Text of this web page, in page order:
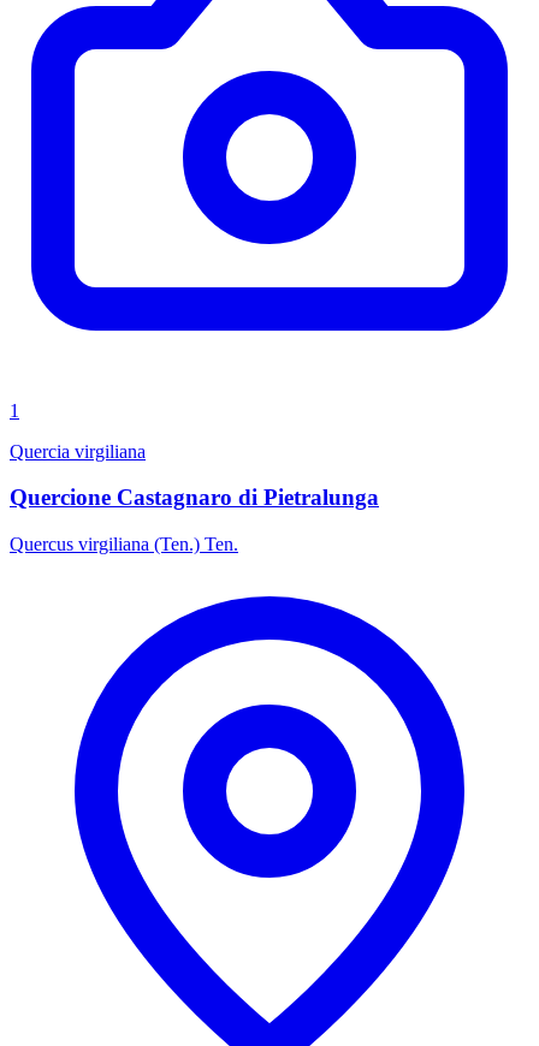
1
Quercia virgiliana
Quercione Castagnaro di Pietralunga
Quercus virgiliana (Ten.) Ten.